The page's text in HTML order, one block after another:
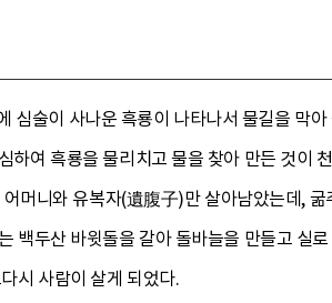
술이 사나운 흑룡이 나타나서 물길을 막아
여 흑룡을 물리치고 물을 찾아 만든 것이
머니와 유복자(遺腹子)만 살아남았는데,
백두산 바윗돌을 갈아 돌바늘을 만들고 실
시 사람이 살게 되었다.